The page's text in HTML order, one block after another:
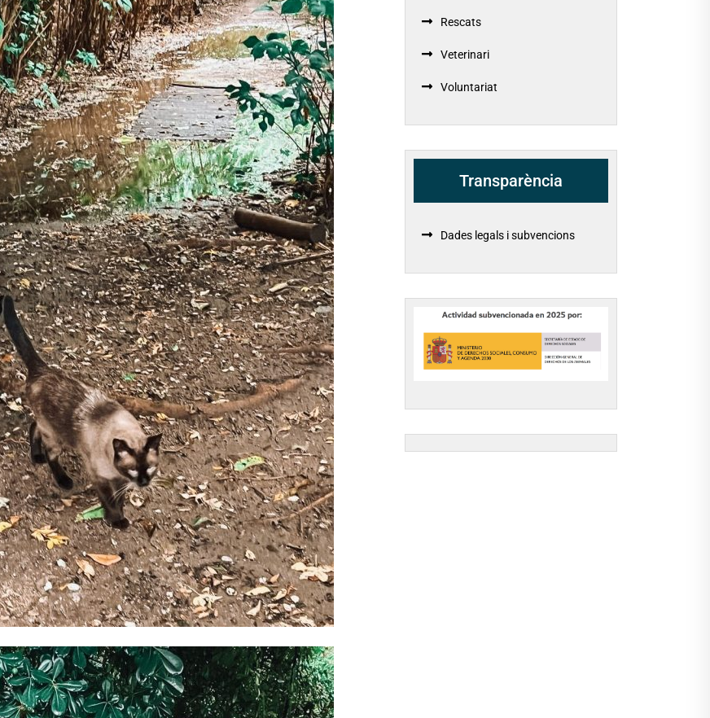
Rescats
Veterinari
Voluntariat
Transparència
Dades legals i subvencions